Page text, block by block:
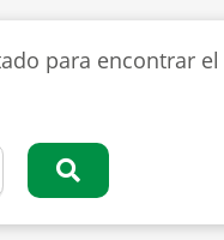
para encontrar